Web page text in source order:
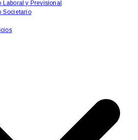
Laboral y Previsional
Societario